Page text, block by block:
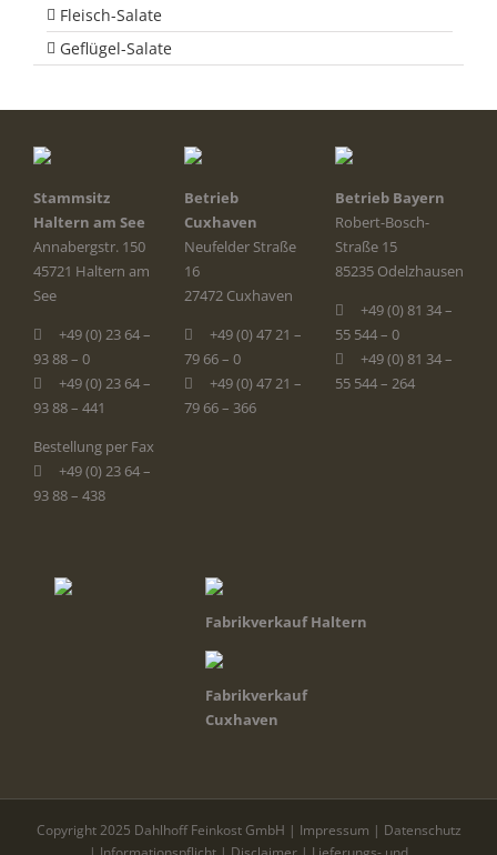
Fleisch-Salate
Geflügel-Salate
Stammsitz
Haltern am See
Annabergstr. 150
45721 Haltern am
See
+49 (0) 23 64 –
93 88 – 0
+49 (0) 23 64 –
93 88 – 441
Bestellung per Fax
+49 (0) 23 64 –
93 88 – 438
Betrieb
Cuxhaven
Neufelder Straße
16
27472 Cuxhaven
+49 (0) 47 21 –
79 66 – 0
+49 (0) 47 21 –
79 66 – 366
Betrieb Bayern
Robert-Bosch-
Straße 15
85235 Odelzhausen
+49 (0) 81 34 –
55 544 – 0
+49 (0) 81 34 –
55 544 – 264
Fabrikverkauf Haltern
Fabrikverkauf
Cuxhaven
Copyright 2025 Dahlhoff Feinkost GmbH | Impressum | Datenschutz